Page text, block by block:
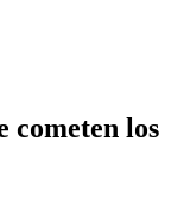
cometen los